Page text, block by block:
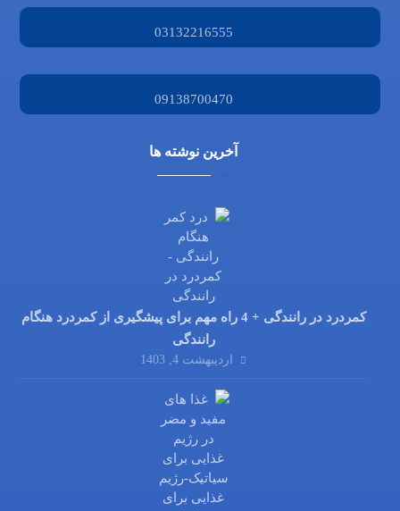
03132216555
09138700470
آخرین نوشته ها
کمردرد در رانندگی + 4 راه مهم برای پیشگیری از کمردرد هنگام
رانندگی
اردیبهشت 4, 1403